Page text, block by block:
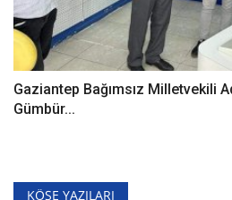
Gaziantep Bağımsız Milletvekili
Gümbür...
KÖŞE YAZILARI